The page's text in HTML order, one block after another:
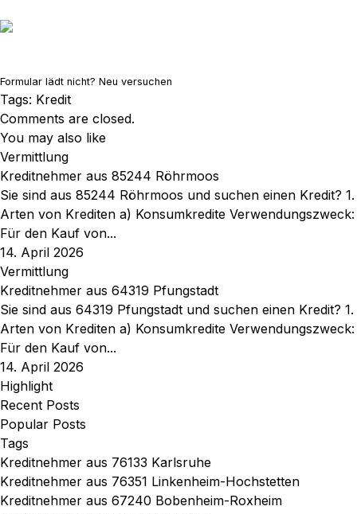
Formular lädt nicht? Neu versuchen
Tags: Kredit
Comments are closed.
You may also like
Vermittlung
Kreditnehmer aus 85244 Röhrmoos
Sie sind aus 85244 Röhrmoos und suchen einen Kredit? 1.
Arten von Krediten a) Konsumkredite Verwendungszweck:
Für den Kauf von...
14. April 2026
Vermittlung
Kreditnehmer aus 64319 Pfungstadt
Sie sind aus 64319 Pfungstadt und suchen einen Kredit? 1.
Arten von Krediten a) Konsumkredite Verwendungszweck:
Für den Kauf von...
14. April 2026
Highlight
Recent Posts
Popular Posts
Tags
Kreditnehmer aus 76133 Karlsruhe
Kreditnehmer aus 76351 Linkenheim-Hochstetten
Kreditnehmer aus 67240 Bobenheim-Roxheim